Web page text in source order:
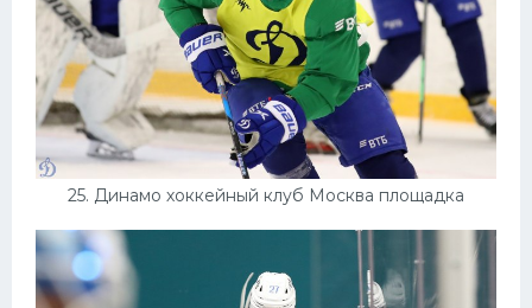
25. Динамо хоккейный клуб Москва площадка